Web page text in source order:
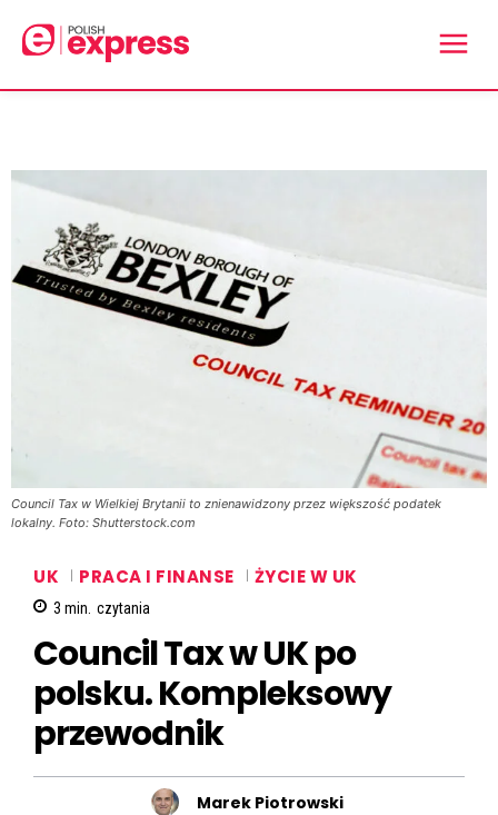
Council Tax w Wielkiej Brytanii to znienawidzony przez większość podatek
lokalny. Foto: Shutterstock.com
UK PRACA I FINANSE ŻYCIE W UK
3 min. czytania
Council Tax w UK po
polsku. Kompleksowy
przewodnik
Marek Piotrowski